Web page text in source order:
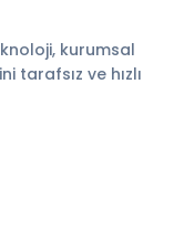
kurumsal
tarafsız ve hızlı